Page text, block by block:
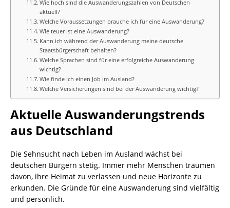
Wie hoch sind die Auswanderungszahlen von Deutschen
aktuell?
Welche Voraussetzungen brauche ich für eine Auswanderung?
Wie teuer ist eine Auswanderung?
Kann ich während der Auswanderung meine deutsche
Staatsbürgerschaft behalten?
Welche Sprachen sind für eine erfolgreiche Auswanderung
wichtig?
Wie finde ich einen Job im Ausland?
Welche Versicherungen sind bei der Auswanderung wichtig?
Aktuelle Auswanderungstrends
aus Deutschland
Die Sehnsucht nach Leben im Ausland wächst bei
deutschen Bürgern stetig. Immer mehr Menschen träumen
davon, ihre Heimat zu verlassen und neue Horizonte zu
erkunden. Die Gründe für eine Auswanderung sind vielfältig
und persönlich.